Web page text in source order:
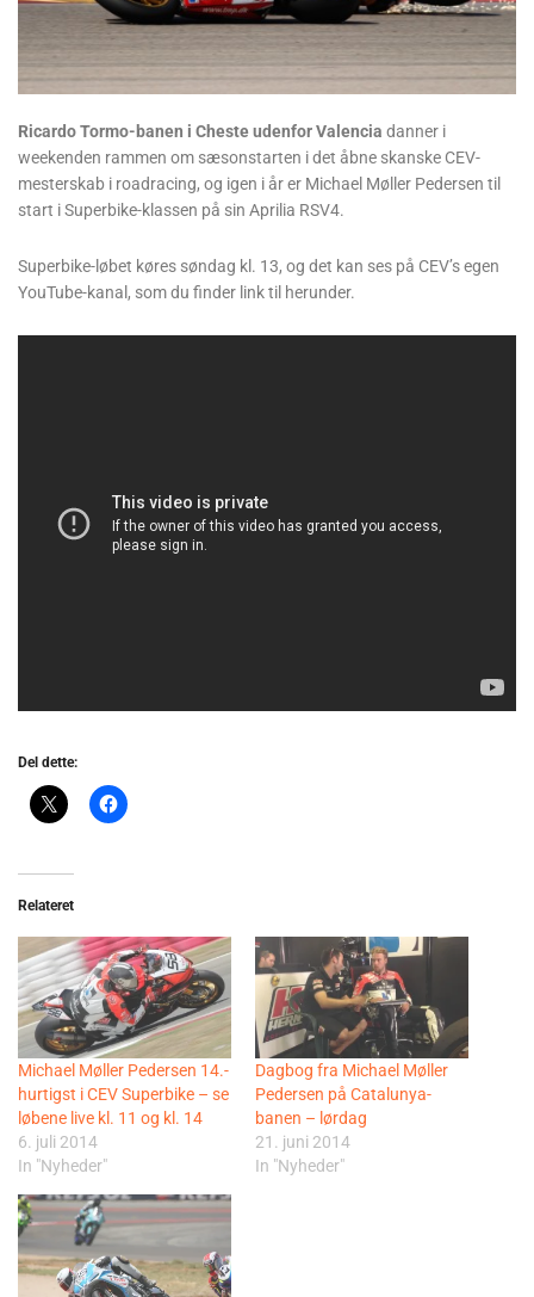
Ricardo Tormo-banen i Cheste udenfor Valencia danner i
weekenden rammen om sæsonstarten i det åbne skanske CEV-
mesterskab i roadracing, og igen i år er Michael Møller Pedersen til
start i Superbike-klassen på sin Aprilia RSV4.
Superbike-løbet køres søndag kl. 13, og det kan ses på CEV’s egen
YouTube-kanal, som du finder link til herunder.
Del dette:
Relateret
Michael Møller Pedersen 14.-
hurtigst i CEV Superbike – se
løbene live kl. 11 og kl. 14
6. juli 2014
In "Nyheder"
Dagbog fra Michael Møller
Pedersen på Catalunya-
banen – lørdag
21. juni 2014
In "Nyheder"